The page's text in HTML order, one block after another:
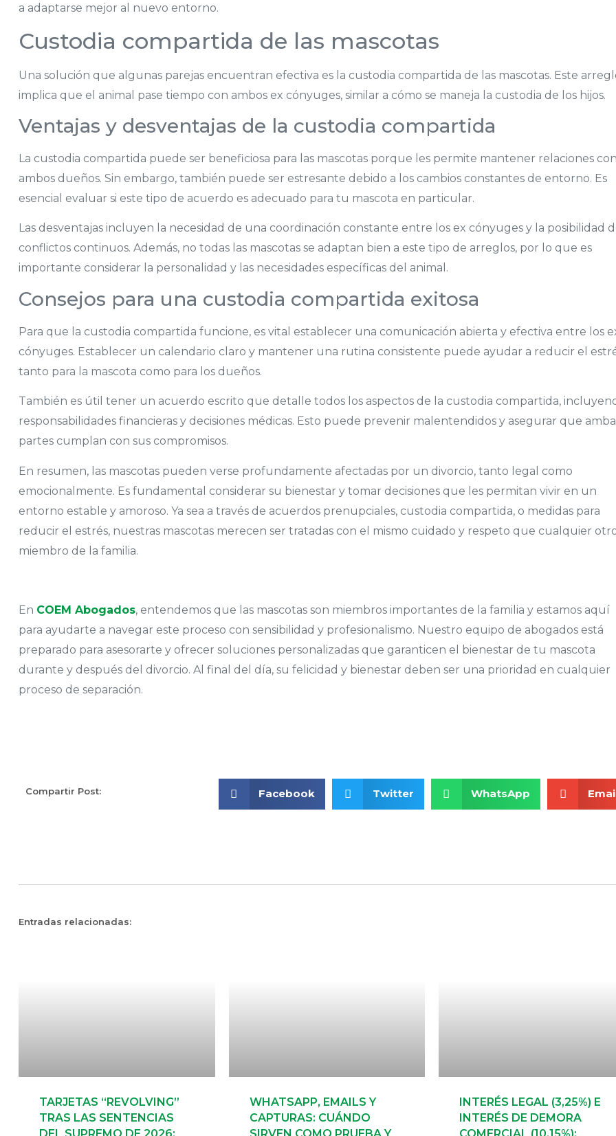
a adaptarse mejor al nuevo entorno.
Custodia compartida de las mascotas
Una solución que algunas parejas encuentran efectiva es la custodia compartida de las mascotas. Este
implica que el animal pase tiempo con ambos ex cónyuges, similar a cómo se maneja la custodia de los hijos.
Ventajas y desventajas de la custodia compartida
La custodia compartida puede ser beneficiosa para las mascotas porque les permite mantener relaciones
ambos dueños. Sin embargo, también puede ser estresante debido a los cambios constantes de entorno. Es
esencial evaluar si este tipo de acuerdo es adecuado para tu mascota en particular.
Las desventajas incluyen la necesidad de una coordinación constante entre los ex cónyuges y la posibilidad
conflictos continuos. Además, no todas las mascotas se adaptan bien a este tipo de arreglos, por lo que es
importante considerar la personalidad y las necesidades específicas del animal.
Consejos para una custodia compartida exitosa
Para que la custodia compartida funcione, es vital establecer una comunicación abierta y efectiva entre los
cónyuges. Establecer un calendario claro y mantener una rutina consistente puede ayudar a reducir el
tanto para la mascota como para los dueños.
También es útil tener un acuerdo escrito que detalle todos los aspectos de la custodia compartida,
responsabilidades financieras y decisiones médicas. Esto puede prevenir malentendidos y asegurar que
partes cumplan con sus compromisos.
En resumen, las mascotas pueden verse profundamente afectadas por un divorcio, tanto legal como
emocionalmente. Es fundamental considerar su bienestar y tomar decisiones que les permitan vivir en un
entorno estable y amoroso. Ya sea a través de acuerdos prenupciales, custodia compartida, o medidas para
reducir el estrés, nuestras mascotas merecen ser tratadas con el mismo cuidado y respeto que cualquier
miembro de la familia.
En COEM Abogados, entendemos que las mascotas son miembros importantes de la familia y estamos aquí
para ayudarte a navegar este proceso con sensibilidad y profesionalismo. Nuestro equipo de abogados está
preparado para asesorarte y ofrecer soluciones personalizadas que garanticen el bienestar de tu mascota
durante y después del divorcio. Al final del día, su felicidad y bienestar deben ser una prioridad en cualquier
proceso de separación.
Compartir Post: Facebook Twitter WhatsApp
Entradas relacionadas:
TARJETAS “REVOLVING”
TRAS LAS SENTENCIAS
WHATSAPP, EMAILS Y
CAPTURAS: CUÁNDO
INTERÉS LEGAL (3,25%) E
INTERÉS DE DEMORA